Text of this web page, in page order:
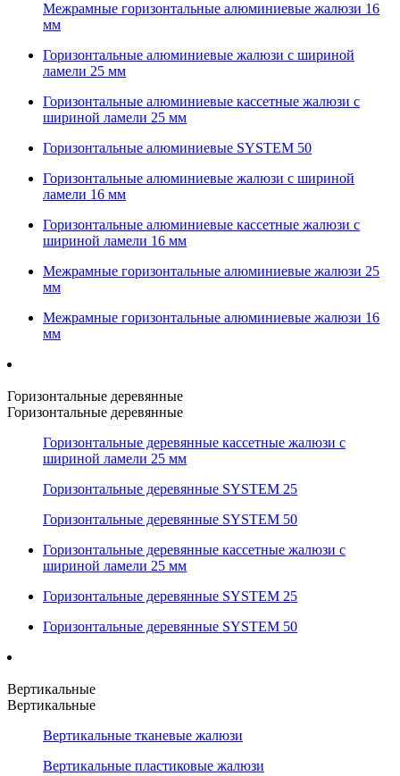
Межрамные горизонтальные алюминиевые жалюзи 16
мм
Горизонтальные алюминиевые жалюзи с шириной
ламели 25 мм
Горизонтальные алюминиевые кассетные жалюзи с
шириной ламели 25 мм
Горизонтальные алюминиевые SYSTEM 50
Горизонтальные алюминиевые жалюзи с шириной
ламели 16 мм
Горизонтальные алюминиевые кассетные жалюзи с
шириной ламели 16 мм
Межрамные горизонтальные алюминиевые жалюзи 25
мм
Межрамные горизонтальные алюминиевые жалюзи 16
мм
Горизонтальные деревянные
Горизонтальные деревянные
Горизонтальные деревянные кассетные жалюзи с
шириной ламели 25 мм
Горизонтальные деревянные SYSTEM 25
Горизонтальные деревянные SYSTEM 50
Горизонтальные деревянные кассетные жалюзи с
шириной ламели 25 мм
Горизонтальные деревянные SYSTEM 25
Горизонтальные деревянные SYSTEM 50
Вертикальные
Вертикальные
Вертикальные тканевые жалюзи
Вертикальные пластиковые жалюзи